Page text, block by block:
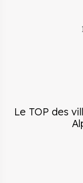
Le TOP des